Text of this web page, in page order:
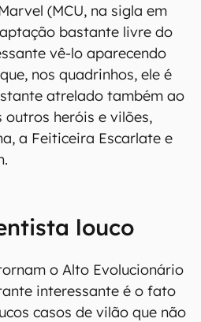
(MCU, na sigla em
bastante livre do
vê-lo aparecendo
nos quadrinhos, ele é
atrelado também ao
heróis e vilões,
a Feiticeira Escarlate e
louco
o Alto Evolucionário
interessante é o fato
casos de vilão que não